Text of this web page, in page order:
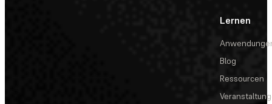
Lernen
Blog
Ressourcen